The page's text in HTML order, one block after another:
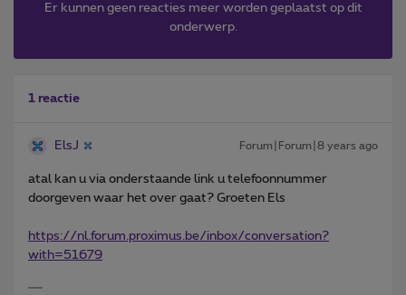
Er kunnen geen reacties meer worden geplaatst op dit
onderwerp.
1 reactie
ElsJ Forum|Forum|8 years ago
atal kan u via onderstaande link u telefoonnummer
doorgeven waar het over gaat? Groeten Els
https://nl.forum.proximus.be/inbox/conversation?
with=51679